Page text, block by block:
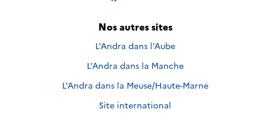
Nos autres sites
L'Andra dans l'Aube
L'Andra dans la Manche
L'Andra dans la Meuse/Haute-Marne
Site international